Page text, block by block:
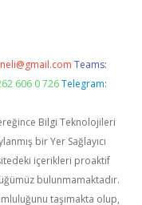
Teams:
606 0 726 Telegram:
Bilgi Teknolojileri
bir Yer Sağlayıcı
içerikleri proaktif
bulunmamaktadır.
taşımakta olup,